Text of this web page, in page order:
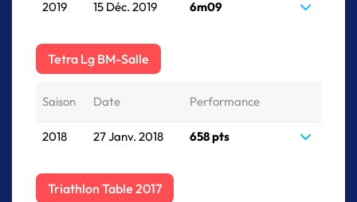
2019 15 Déc. 2019 6m09
Tetra Lg BM-Salle
Saison Date Performance
2018 27 Janv. 2018 658 pts
Triathlon Table 2017